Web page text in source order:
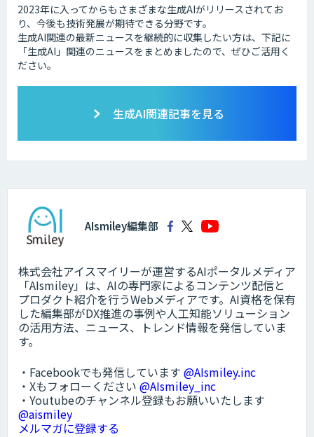
2023年に入ってからもさまざまな生成AIがリリースされてお
り、今後も技術発展が期待できる分野です。
生成AI関連の最新ニュースを継続的に収集したい方は、下記に
「生成AI」関連のニュースをまとめましたので、ぜひご活用く
ださい。
生成AI関連記事を見る
AIsmiley編集部
株式会社アイスマイリーが運営するAIポータルメディア
「AIsmiley」は、AIの専門家によるコンテンツ配信と
プロダクト紹介を行うWebメディアです。AI資格を保有
した編集部がDX推進の事例や人工知能ソリューション
の活用方法、ニュース、トレンド情報を発信していま
す。
・Facebookでも発信しています @AIsmiley.inc
・Xもフォローください @AIsmiley_inc
・Youtubeのチャンネル登録もお願いいたします
@aismiley
メルマガに登録する